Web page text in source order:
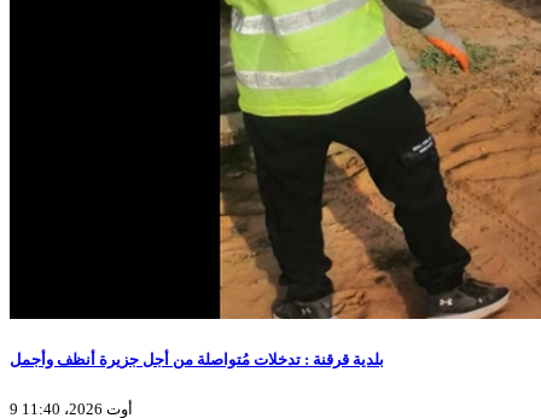
بلدية قرقنة : تدخلات مُتواصلة من أجل جزيرة أنظف وأجمل
9 أوت 2026، 11:40